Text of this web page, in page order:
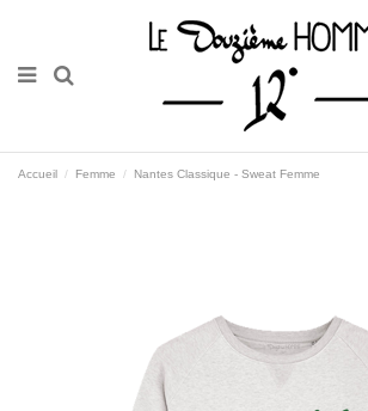
Accueil Femme Nantes Classique - Sweat Femme